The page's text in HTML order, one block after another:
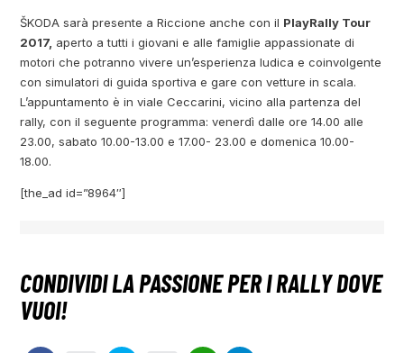
ŠKODA sarà presente a Riccione anche con il PlayRally Tour
2017, aperto a tutti i giovani e alle famiglie appassionate di
motori che potranno vivere un’esperienza ludica e coinvolgente
con simulatori di guida sportiva e gare con vetture in scala.
L’appuntamento è in viale Ceccarini, vicino alla partenza del
rally, con il seguente programma: venerdì dalle ore 14.00 alle
23.00, sabato 10.00-13.00 e 17.00- 23.00 e domenica 10.00-
18.00.
[the_ad id=”8964″]